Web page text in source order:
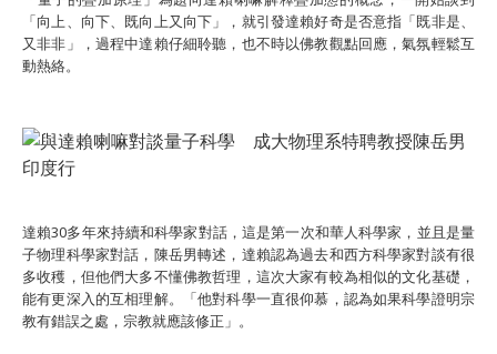
「向上、向下、既向上又向下」，就引發達賴好奇是否意指「既非是、
又非非」，過程中達賴仔細聆聽，也不時以佛教觀點回應，氣氛輕鬆互
動熱絡。
達賴30多年來持續和科學家對話，這是第一次和華人科學家，並且是量
子物理科學家對話，陳岳男轉述，達賴認為過去和西方科學家對談有很
多收穫，但他們大多不懂佛教哲理，這次大家有較為相似的文化基礎，
能有更深入的互相理解。「他對科學一直很仰慕，認為如果科學證明宗
教有錯誤之處，宗教就應該修正」。